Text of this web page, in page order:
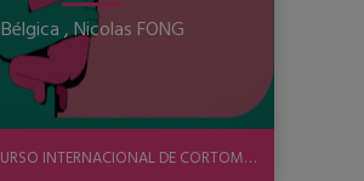
Bélgica,Nicolas FONG
CONCURSO INTERNACIONAL DE CORTOMETRAJE